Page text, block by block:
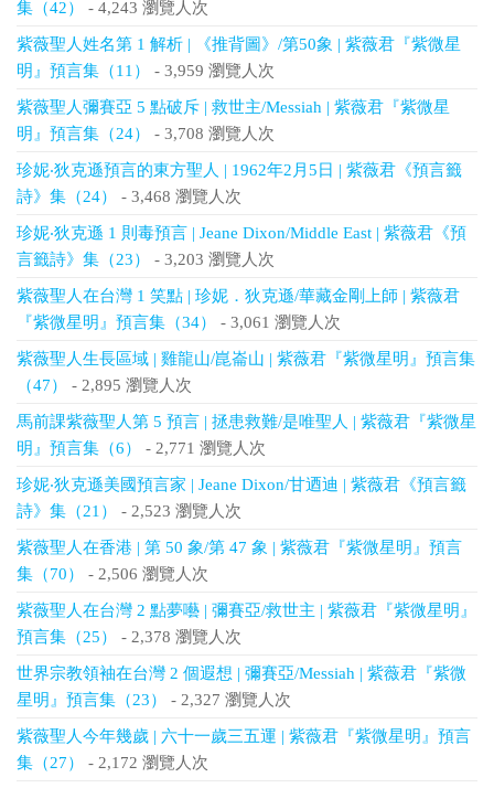
集（42） - 4,243 瀏覽人次
紫薇聖人姓名第 1 解析 | 《推背圖》/第50象 | 紫薇君『紫微星
明』預言集（11）
- 3,959 瀏覽人次
紫薇聖人彌賽亞 5 點破斥 | 救世主/Messiah | 紫薇君『紫微星
明』預言集（24）
- 3,708 瀏覽人次
珍妮‧狄克遜預言的東方聖人 | 1962年2月5日 | 紫薇君《預言籤
詩》集（24）
- 3,468 瀏覽人次
珍妮‧狄克遜 1 則毒預言 | Jeane Dixon/Middle East | 紫薇君《預
言籤詩》集（23）
- 3,203 瀏覽人次
紫薇聖人在台灣 1 笑點 | 珍妮．狄克遜/華藏金剛上師 | 紫薇君
『紫微星明』預言集（34）
- 3,061 瀏覽人次
紫薇聖人生長區域 | 雞龍山/崑崙山 | 紫薇君『紫微星明』預言集
（47）
- 2,895 瀏覽人次
馬前課紫薇聖人第 5 預言 | 拯患救難/是唯聖人 | 紫薇君『紫微星
明』預言集（6）
- 2,771 瀏覽人次
珍妮‧狄克遜美國預言家 | Jeane Dixon/甘迺迪 | 紫薇君《預言籤
詩》集（21）
- 2,523 瀏覽人次
紫薇聖人在香港 | 第 50 象/第 47 象 | 紫薇君『紫微星明』預言
集（70）
- 2,506 瀏覽人次
紫薇聖人在台灣 2 點夢囈 | 彌賽亞/救世主 | 紫薇君『紫微星明』
預言集（25）
- 2,378 瀏覽人次
世界宗教領袖在台灣 2 個遐想 | 彌賽亞/Messiah | 紫薇君『紫微
星明』預言集（23）
- 2,327 瀏覽人次
紫薇聖人今年幾歲 | 六十一歲三五運 | 紫薇君『紫微星明』預言
集（27）
- 2,172 瀏覽人次